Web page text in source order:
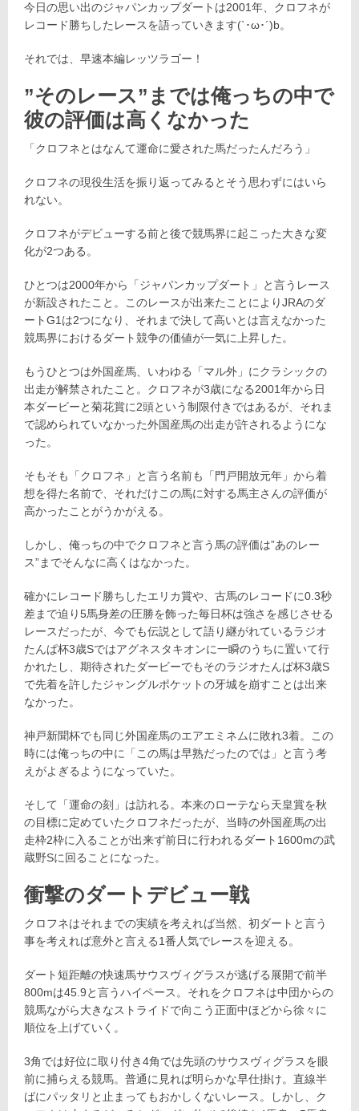
今日の思い出のジャパンカップダートは2001年、クロフネが
レコード勝ちしたレースを語っていきます(`･ω･´)b。
それでは、早速本編レッツラゴー！
”そのレース”までは俺っちの中で
彼の評価は高くなかった
「クロフネとはなんて運命に愛された馬だったんだろう」
クロフネの現役生活を振り返ってみるとそう思わずにはいら
れない。
クロフネがデビューする前と後で競馬界に起こった大きな変
化が2つある。
ひとつは2000年から「ジャパンカップダート」と言うレース
が新設されたこと。このレースが出来たことによりJRAのダ
ートG1は2つになり、それまで決して高いとは言えなかった
競馬界におけるダート競争の価値が一気に上昇した。
もうひとつは外国産馬、いわゆる「マル外」にクラシックの
出走が解禁されたこと。クロフネが3歳になる2001年から日
本ダービーと菊花賞に2頭という制限付きではあるが、それま
で認められていなかった外国産馬の出走が許されるようにな
った。
そもそも「クロフネ」と言う名前も「門戸開放元年」から着
想を得た名前で、それだけこの馬に対する馬主さんの評価が
高かったことがうかがえる。
しかし、俺っちの中でクロフネと言う馬の評価は”あのレー
ス”までそんなに高くはなかった。
確かにレコード勝ちしたエリカ賞や、古馬のレコードに0.3秒
差まで迫り5馬身差の圧勝を飾った毎日杯は強さを感じさせる
レースだったが、今でも伝説として語り継がれているラジオ
たんぱ杯3歳Sではアグネスタキオンに一瞬のうちに置いて行
かれたし、期待されたダービーでもそのラジオたんぱ杯3歳S
で先着を許したジャングルポケットの牙城を崩すことは出来
なかった。
神戸新聞杯でも同じ外国産馬のエアエミネムに敗れ3着。この
時には俺っちの中に「この馬は早熟だったのでは」と言う考
えがよぎるようになっていた。
そして「運命の刻」は訪れる。本来のローテなら天皇賞を秋
の目標に定めていたクロフネだったが、当時の外国産馬の出
走枠2枠に入ることが出来ず前日に行われるダート1600mの武
蔵野Sに回ることになった。
衝撃のダートデビュー戦
クロフネはそれまでの実績を考えれば当然、初ダートと言う
事を考えれば意外と言える1番人気でレースを迎える。
ダート短距離の快速馬サウスヴィグラスが逃げる展開で前半
800mは45.9と言うハイペース。それをクロフネは中団からの
競馬ながら大きなストライドで向こう正面中ほどから徐々に
順位を上げていく。
3角では好位に取り付き4角では先頭のサウスヴィグラスを眼
前に捕らえる競馬。普通に見れば明らかな早仕掛け。直線半
ばにパッタリと止まってもおかしくないレース。しかし、ク